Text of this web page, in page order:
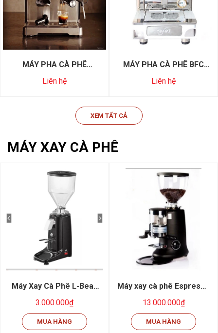
MÁY PHA CÀ PHÊ
Liên hệ
MÁY PHA CÀ PHÊ BFC
Liên hệ
XEM TẤT CẢ
MÁY XAY CÀ PHÊ
Máy Xay Cà Phê L-Bean
3.000.000₫
MUA HÀNG
Máy xay cà phê Espresso
13.000.000₫
MUA HÀNG